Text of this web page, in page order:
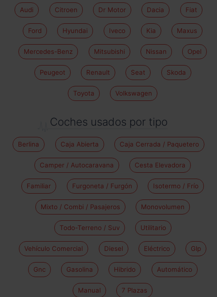
Audi Citroen Dr Motor Dacia Fiat
Ford Hyundai Iveco Kia Maxus
Mercedes-Benz Mitsubishi Nissan Opel
Peugeot Renault Seat Skoda
Toyota Volkswagen
Coches usados por tipo
Berlina Caja Abierta Caja Cerrada / Paquetero
Camper / Autocaravana Cesta Elevadora
Familiar Furgoneta / Furgón Isotermo / Frío
Mixto / Combi / Pasajeros Monovolumen
Todo-Terreno / Suv Utilitario
Vehículo Comercial Diesel Eléctrico Glp
Gnc Gasolina Hibrido Automático
Manual 7 Plazas